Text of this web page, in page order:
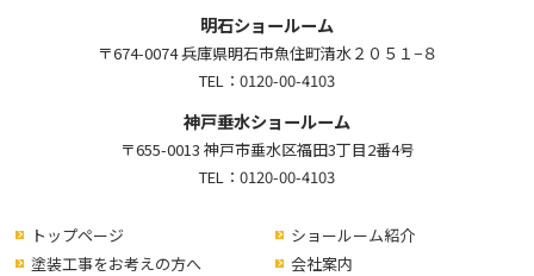
明石ショールーム
〒674-0074 兵庫県明石市魚住町清水２０５１−８
TEL： 0120-00-4103
神戸垂水ショールーム
〒655-0013 神戸市垂水区福田3丁目2番4号
TEL： 0120-00-4103
トップページ
塗装工事をお考えの方へ
ショールーム紹介
会社案内